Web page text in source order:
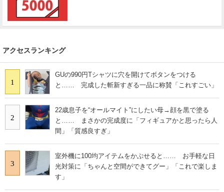
アクセスランキング
1
GUの990円Tシャツに穴を開けてボタンをつける
と…… 完成した斬新すぎる一品に称賛「これすごい」
2
22歳息子を“オールマイト”にしたい母→顔を黒で塗る
と…… まさかの完成度に「フィギュアかと思ったら人
間」「質感良すぎ」
3
室外機に100均アイテムをかぶせると…… お手軽な日
光対策に「ちゃんと空間ができてグー」「これで楽しま
す」